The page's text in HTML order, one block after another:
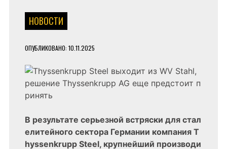
НОВОСТИ
ОПУБЛИКОВАНО: 10.11.2025
В результате серьезной встряски для стал
елитейного сектора Германии компания T
hyssenkrupp Steel, крупнейший производи